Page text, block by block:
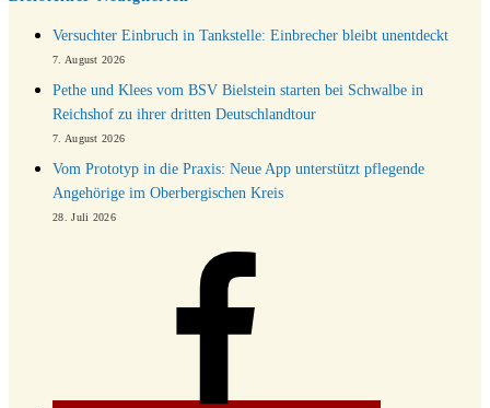
Versuchter Einbruch in Tankstelle: Einbrecher bleibt unentdeckt
7. August 2026
Pethe und Klees vom BSV Bielstein starten bei Schwalbe in
Reichshof zu ihrer dritten Deutschlandtour
7. August 2026
Vom Prototyp in die Praxis: Neue App unterstützt pflegende
Angehörige im Oberbergischen Kreis
28. Juli 2026